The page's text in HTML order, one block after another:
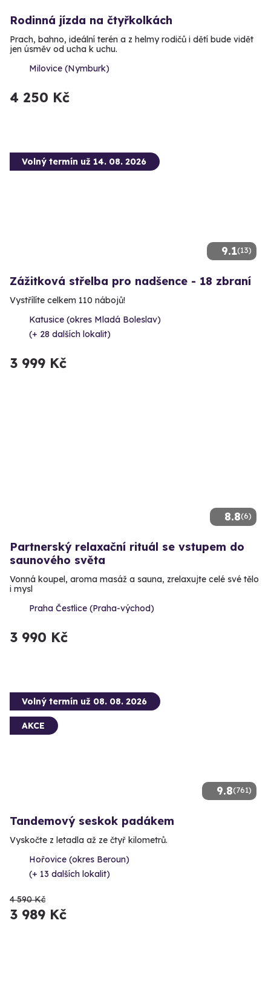
Rodinná jízda na čtyřkolkách
Prach, bahno, ideální terén a z helmy rodičů i dětí bude vidět
jen úsměv od ucha k uchu.
Milovice (Nymburk)
4 250 Kč
9.1(13)
Volný termín už 14. 08. 2026
Zážitková střelba pro nadšence - 18 zbraní
Vystřílíte celkem 110 nábojů!
Katusice (okres Mladá Boleslav)
(+ 28 dalších lokalit)
3 999 Kč
8.8(6)
Partnerský relaxační rituál se vstupem do
saunového světa
Vonná koupel, aroma masáž a sauna, zrelaxujte celé své tělo
i mysl
Praha Čestlice (Praha-východ)
3 990 Kč
9.8(761)
Volný termín už 08. 08. 2026
AKCE
Tandemový seskok padákem
Vyskočte z letadla až ze čtyř kilometrů.
Hořovice (okres Beroun)
(+ 13 dalších lokalit)
4 590 Kč
3 989 Kč